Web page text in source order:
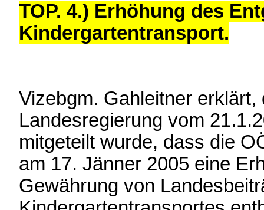
TOP. 4.) Erhöhung des
Kindergartentransport.
Vizebgm. Gahleitner
Landesregierung vom
mitgeteilt wurde, dass die
am 17. Jänner 2005 eine
Gewährung von